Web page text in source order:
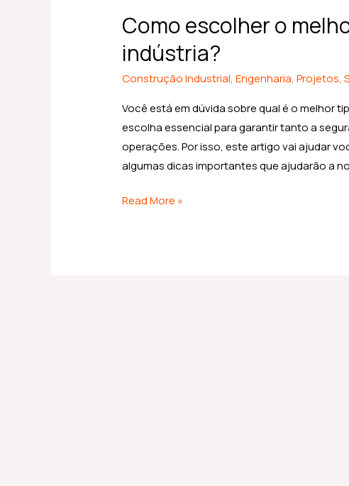
Como escolher o
indústria?
Construção Industrial,Engenharia,Projetos,
Você está em dúvida sobre qual é o melhor
escolha essencial para garantir tanto a
operações. Por isso, este artigo vai ajudar
algumas dicas importantes que ajudarão a
o
melhor
tipo
de
indústria?
Read More »